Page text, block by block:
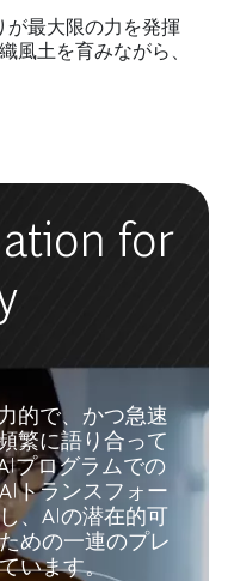
が最大限の力を発揮
風土を育みながら、
for
的で、かつ急速
繁に語り合って
プログラムでの
トランスフォー
、AIの潜在的可
めの一連のプレ
います。